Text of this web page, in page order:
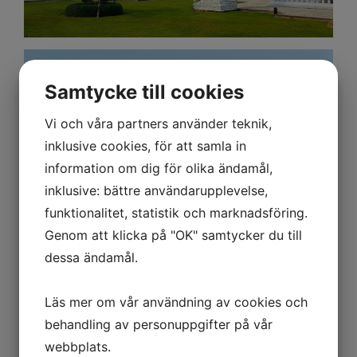
Efter frukost checkar du ut från hotellet i Chiang Rai och reser
norrut mot den legendariska Gyllene Triangeln, området där
Thailand, Laos och Myanmar möts vid Mekongfloden. Vägen dit
Samtycke till cookies
Vi och våra partners använder teknik,
inklusive cookies, för att samla in
information om dig för olika ändamål,
inklusive: bättre användarupplevelse,
funktionalitet, statistik och marknadsföring.
Genom att klicka på "OK" samtycker du till
dessa ändamål.
Läs mer om vår användning av cookies och
behandling av personuppgifter på vår
webbplats.